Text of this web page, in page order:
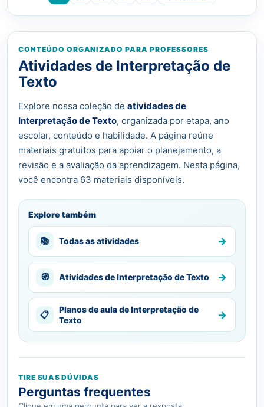
CONTEÚDO ORGANIZADO PARA PROFESSORES
Atividades de Interpretação de
Texto
Explore nossa coleção de atividades de
Interpretação de Texto, organizada por etapa, ano
escolar, conteúdo e habilidade. A página reúne
materiais gratuitos para apoiar o planejamento, a
revisão e a avaliação da aprendizagem. Nesta página,
você encontra 63 materiais disponíveis.
Explore também
📚 Todas as atividades →
🧭 Atividades de Interpretação de Texto →
📋
Planos de aula de Interpretação de
Texto
→
TIRE SUAS DÚVIDAS
Perguntas frequentes